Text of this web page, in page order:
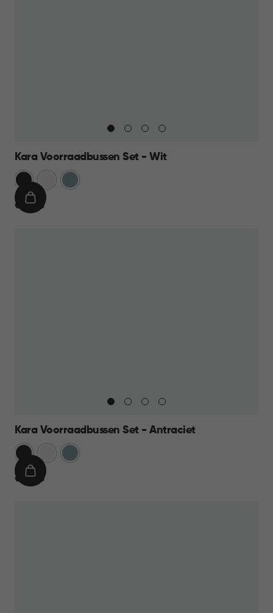
Kara Voorraadbussen Set - Wit
Antraciet Blauw
€
€ 39,95
IN
Kara Voorraadbussen Set - Antraciet
Antraciet Blauw
€
€ 39,95
IN